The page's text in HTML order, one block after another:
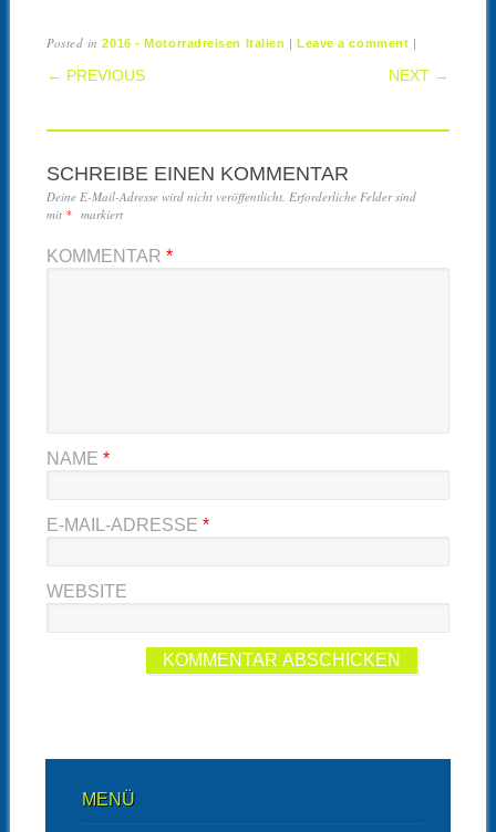
Posted in2016 - Motorradreisen Italien |Leave a comment |
POST NAVIGATION
← PREVIOUS NEXT →
SCHREIBE EINEN KOMMENTAR
Deine E-Mail-Adresse wird nicht veröffentlicht. Erforderliche Felder sind
mit * markiert
KOMMENTAR *
NAME *
E-MAIL-ADRESSE *
WEBSITE
MENÜ